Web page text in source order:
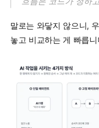
말로는 와닿지 않으니,
놓고 비교하는 게 빠릅니